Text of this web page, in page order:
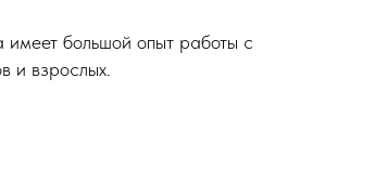
имеет большой опыт работы с
и взрослых.